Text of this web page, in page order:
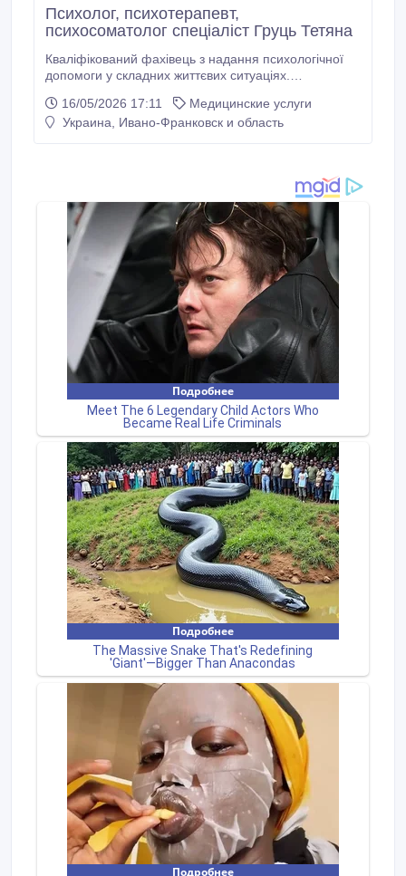
Психолог, психотерапевт,
психосоматолог спеціаліст Груць Тетяна
Кваліфікований фахівець з надання психологічної
допомоги у складних життєвих ситуаціях.
консультаціями при низькій самооцінці, втраті сенсу
життя, проблемах у спілкуванні, психологічних
16/05/2026 17:11
Медицинские услуги
Украина, Ивано-Франковск и область